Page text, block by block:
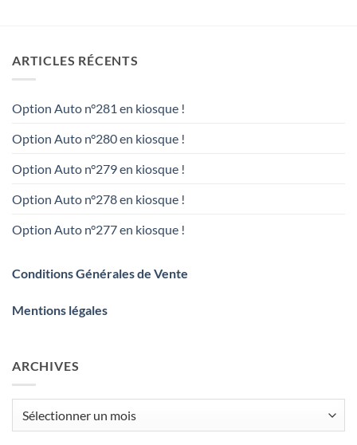
ARTICLES RÉCENTS
Option Auto n°281 en kiosque !
Option Auto n°280 en kiosque !
Option Auto n°279 en kiosque !
Option Auto n°278 en kiosque !
Option Auto n°277 en kiosque !
Conditions Générales de Vente
Mentions légales
ARCHIVES